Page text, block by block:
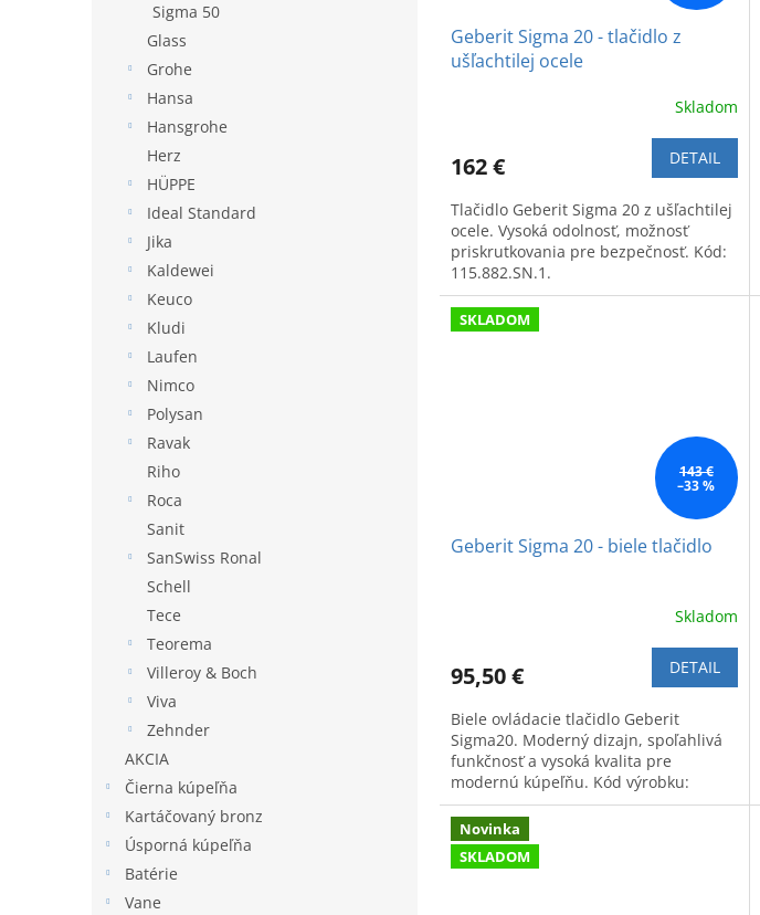
Sigma 50
Glass
Grohe
Hansa
Hansgrohe
Herz
HÜPPE
Ideal Standard
Jika
Kaldewei
Keuco
Kludi
Laufen
Nimco
Polysan
Ravak
Riho
Roca
Sanit
SanSwiss Ronal
Schell
Tece
Teorema
Villeroy & Boch
Viva
Zehnder
AKCIA
Čierna kúpeľňa
Kartáčovaný bronz
Úsporná kúpeľňa
Batérie
Vane
Geberit Sigma 20 - tlačidlo z
ušľachtilej ocele
Skladom
162 € DETAIL
Tlačidlo Geberit Sigma 20 z ušľachtilej
ocele. Vysoká odolnosť, možnosť
priskrutkovania pre bezpečnosť. Kód:
115.882.SN.1.
SKLADOM
143 €
–33 %
Geberit Sigma 20 - biele tlačidlo
Skladom
95,50 € DETAIL
Biele ovládacie tlačidlo Geberit
Sigma20. Moderný dizajn, spoľahlivá
funkčnosť a vysoká kvalita pre
modernú kúpeľňu. Kód výrobku:
115.882.11.1.
Novinka
SKLADOM